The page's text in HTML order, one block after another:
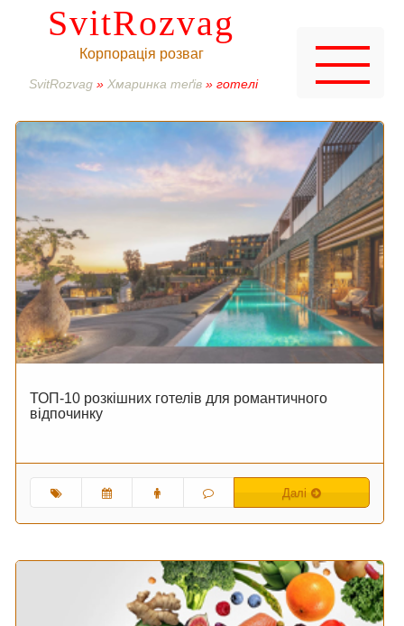
SvitRozvag
Корпорація розваг
SvitRozvag » Хмаринка теґів » готелі
ТОП-10 розкішних готелів для романтичного
відпочинку
Далі